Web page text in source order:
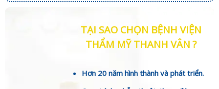
TẠI SAO CHỌN BỆNH VIỆN
THẨM MỸ THANH VÂN ?
Hơn 20 năm hình thành và phát triển.